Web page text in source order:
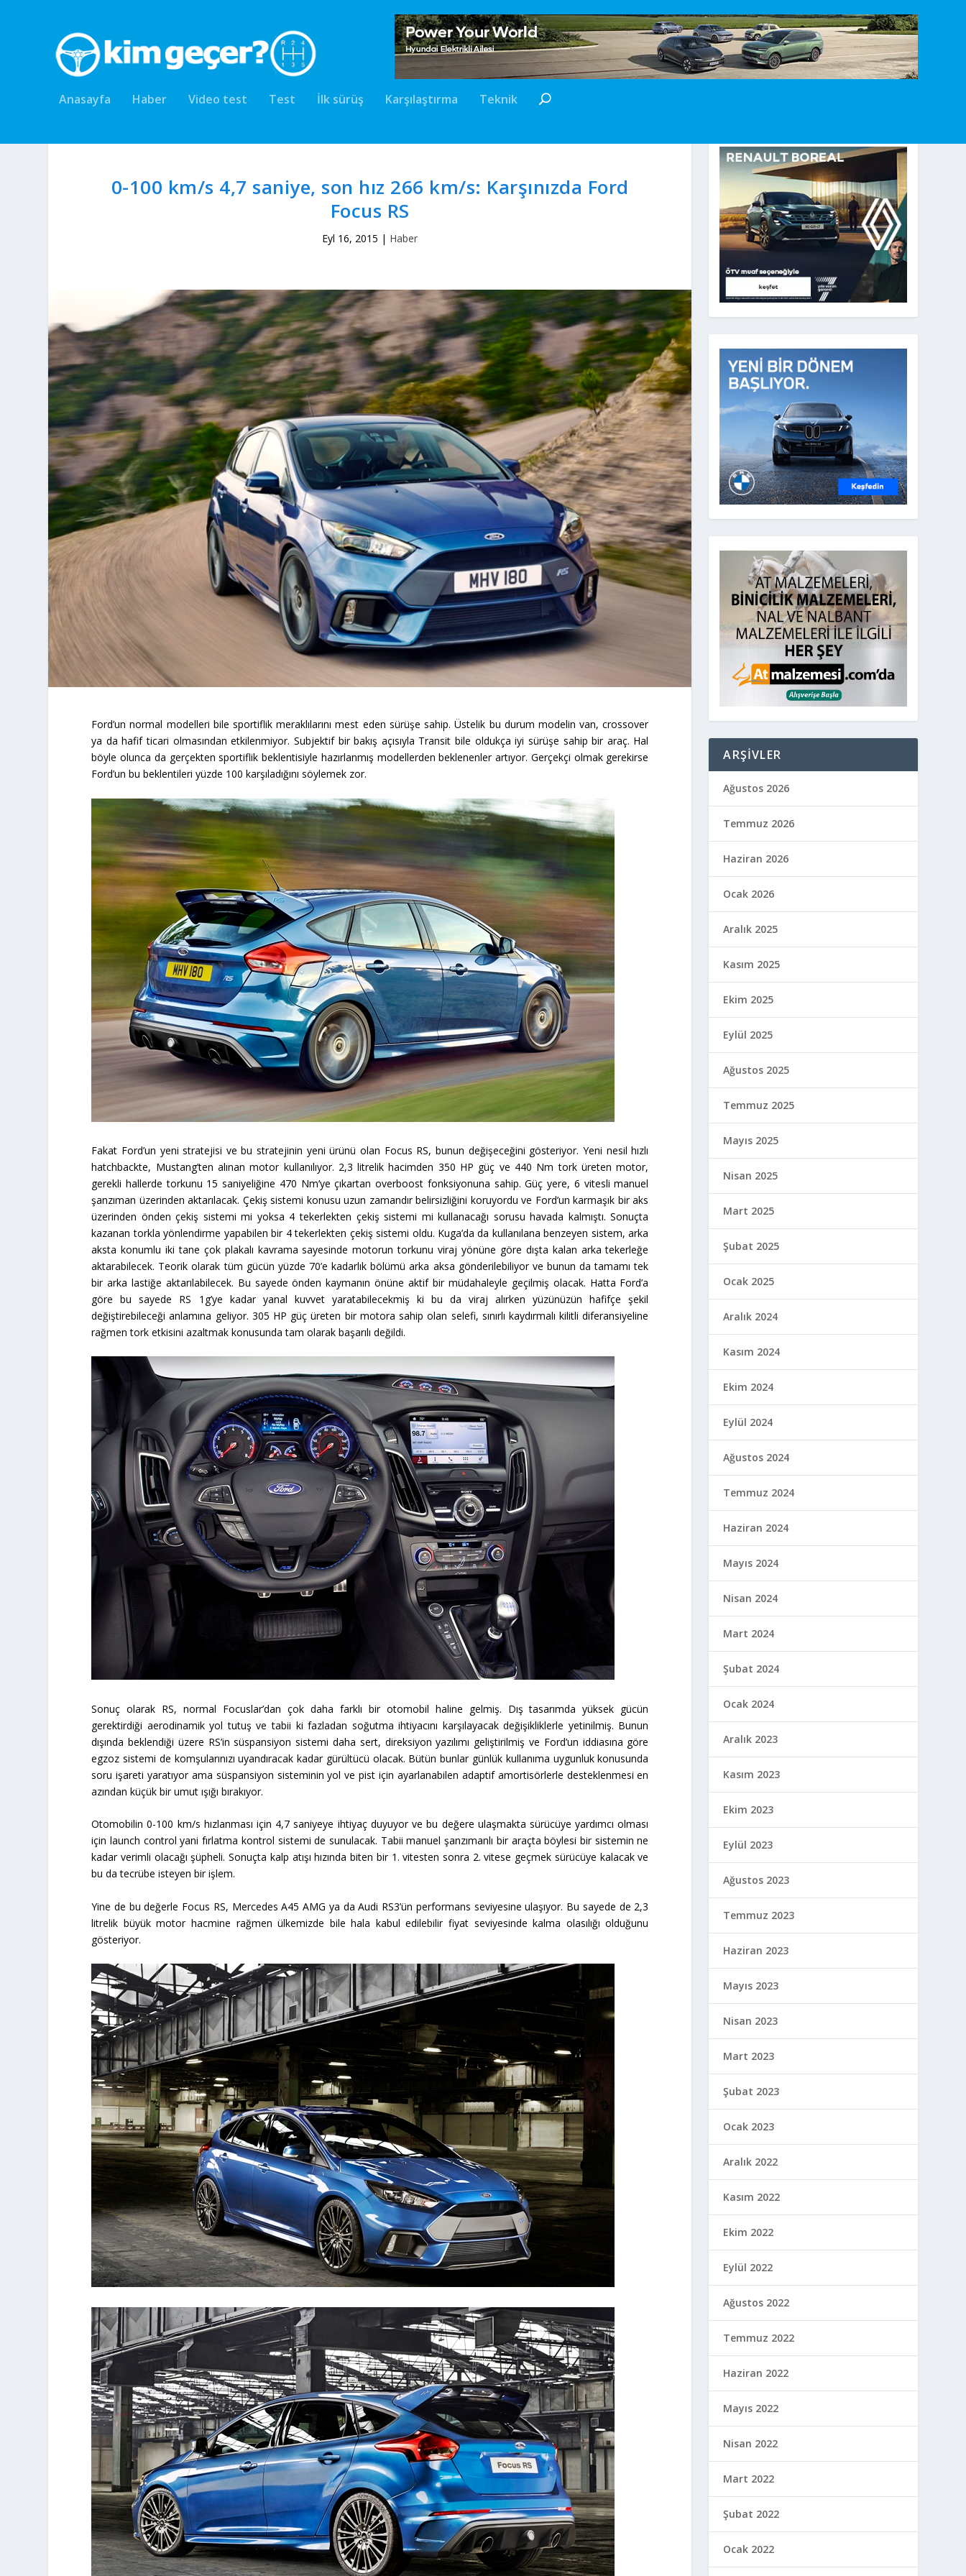
Anasayfa Haber Video test Test İlk sürüş Karşılaştırma Teknik
0-100 km/s 4,7 saniye, son hız 266 km/s: Karşınızda Ford
Focus RS
Eyl 16, 2015 | Haber
Ford’un normal modelleri bile sportiflik meraklılarını mest eden sürüşe sahip. Üstelik bu durum modelin van, crossover
ya da hafif ticari olmasından etkilenmiyor. Subjektif bir bakış açısıyla Transit bile oldukça iyi sürüşe sahip bir araç. Hal
böyle olunca da gerçekten sportiflik beklentisiyle hazırlanmış modellerden beklenenler artıyor. Gerçekçi olmak gerekirse
Ford’un bu beklentileri yüzde 100 karşıladığını söylemek zor.
Fakat Ford’un yeni stratejisi ve bu stratejinin yeni ürünü olan Focus RS, bunun değişeceğini gösteriyor. Yeni nesil hızlı
hatchbackte, Mustang’ten alınan motor kullanılıyor. 2,3 litrelik hacimden 350 HP güç ve 440 Nm tork üreten motor,
gerekli hallerde torkunu 15 saniyeliğine 470 Nm’ye çıkartan overboost fonksiyonuna sahip. Güç yere, 6 vitesli manuel
şanzıman üzerinden aktarılacak. Çekiş sistemi konusu uzun zamandır belirsizliğini koruyordu ve Ford’un karmaşık bir aks
üzerinden önden çekiş sistemi mi yoksa 4 tekerlekten çekiş sistemi mi kullanacağı sorusu havada kalmıştı. Sonuçta
kazanan torkla yönlendirme yapabilen bir 4 tekerlekten çekiş sistemi oldu. Kuga’da da kullanılana benzeyen sistem, arka
aksta konumlu iki tane çok plakalı kavrama sayesinde motorun torkunu viraj yönüne göre dışta kalan arka tekerleğe
aktarabilecek. Teorik olarak tüm gücün yüzde 70’e kadarlık bölümü arka aksa gönderilebiliyor ve bunun da tamamı tek
bir arka lastiğe aktarılabilecek. Bu sayede önden kaymanın önüne aktif bir müdahaleyle geçilmiş olacak. Hatta Ford’a
göre bu sayede RS 1g’ye kadar yanal kuvvet yaratabilecekmiş ki bu da viraj alırken yüzünüzün hafifçe şekil
değiştirebileceği anlamına geliyor. 305 HP güç üreten bir motora sahip olan selefi, sınırlı kaydırmalı kilitli diferansiyeline
rağmen tork etkisini azaltmak konusunda tam olarak başarılı değildi.
Sonuç olarak RS, normal Focuslar’dan çok daha farklı bir otomobil haline gelmiş. Dış tasarımda yüksek gücün
gerektirdiği aerodinamik yol tutuş ve tabii ki fazladan soğutma ihtiyacını karşılayacak değişikliklerle yetinilmiş. Bunun
dışında beklendiği üzere RS’in süspansiyon sistemi daha sert, direksiyon yazılımı geliştirilmiş ve Ford’un iddiasına göre
egzoz sistemi de komşularınızı uyandıracak kadar gürültücü olacak. Bütün bunlar günlük kullanıma uygunluk konusunda
soru işareti yaratıyor ama süspansiyon sisteminin yol ve pist için ayarlanabilen adaptif amortisörlerle desteklenmesi en
azından küçük bir umut ışığı bırakıyor.
Otomobilin 0-100 km/s hızlanması için 4,7 saniyeye ihtiyaç duyuyor ve bu değere ulaşmakta sürücüye yardımcı olması
için launch control yani fırlatma kontrol sistemi de sunulacak. Tabii manuel şanzımanlı bir araçta böylesi bir sistemin ne
kadar verimli olacağı şüpheli. Sonuçta kalp atışı hızında biten bir 1. vitesten sonra 2. vitese geçmek sürücüye kalacak ve
bu da tecrübe isteyen bir işlem.
Yine de bu değerle Focus RS, Mercedes A45 AMG ya da Audi RS3’ün performans seviyesine ulaşıyor. Bu sayede de 2,3
litrelik büyük motor hacmine rağmen ülkemizde bile hala kabul edilebilir fiyat seviyesinde kalma olasılığı olduğunu
gösteriyor.
ARŞIVLER
Ağustos 2026
Temmuz 2026
Haziran 2026
Ocak 2026
Aralık 2025
Kasım 2025
Ekim 2025
Eylül 2025
Ağustos 2025
Temmuz 2025
Mayıs 2025
Nisan 2025
Mart 2025
Şubat 2025
Ocak 2025
Aralık 2024
Kasım 2024
Ekim 2024
Eylül 2024
Ağustos 2024
Temmuz 2024
Haziran 2024
Mayıs 2024
Nisan 2024
Mart 2024
Şubat 2024
Ocak 2024
Aralık 2023
Kasım 2023
Ekim 2023
Eylül 2023
Ağustos 2023
Temmuz 2023
Haziran 2023
Mayıs 2023
Nisan 2023
Mart 2023
Şubat 2023
Ocak 2023
Aralık 2022
Kasım 2022
Ekim 2022
Eylül 2022
Ağustos 2022
Temmuz 2022
Haziran 2022
Mayıs 2022
Nisan 2022
Mart 2022
Şubat 2022
Ocak 2022